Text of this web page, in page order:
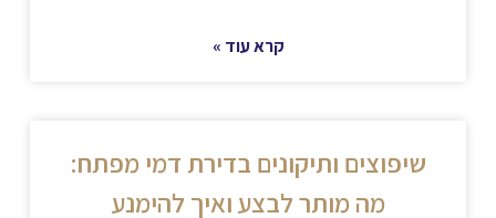
קרא עוד »
שיפוצים ותיקונים בדירת דמי מפתח:
מה מותר לבצע ואיך להימנע